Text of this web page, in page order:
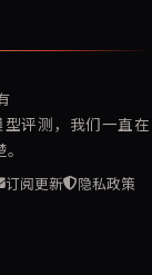
评测，我们一直在
订阅更新
隐私政策